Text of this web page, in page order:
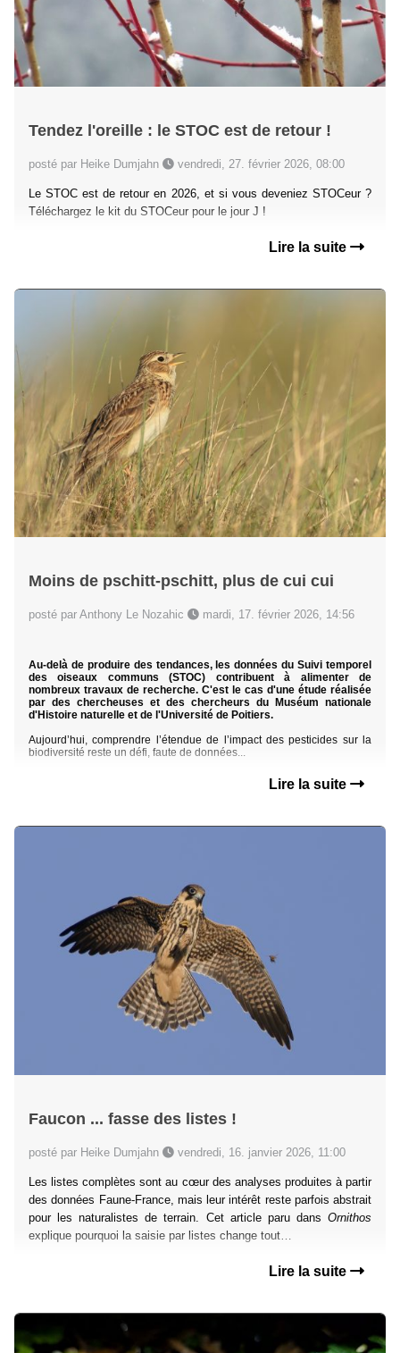
Tendez l'oreille : le STOC est de retour !
posté par Heike Dumjahn vendredi, 27. février 2026, 08:00
Le STOC est de retour en 2026, et si vous deveniez STOCeur ?
Téléchargez le kit du STOCeur pour le jour J !
Lire la suite
Moins de pschitt-pschitt, plus de cui cui
posté par Anthony Le Nozahic mardi, 17. février 2026, 14:56
Au-delà de produire des tendances, les données du Suivi temporel
des oiseaux communs (STOC) contribuent à alimenter de
nombreux travaux de recherche. C'est le cas d'une étude réalisée
par des chercheuses et des chercheurs du Muséum nationale
d'Histoire naturelle et de l'Université de Poitiers.
Aujourd’hui, comprendre l’étendue de l’impact des pesticides sur la
biodiversité reste un défi, faute de données...
Lire la suite
Faucon ... fasse des listes !
posté par Heike Dumjahn vendredi, 16. janvier 2026, 11:00
Les listes complètes sont au cœur des analyses produites à partir
des données Faune-France, mais leur intérêt reste parfois abstrait
pour les naturalistes de terrain. Cet article paru dans Ornithos
explique pourquoi la saisie par listes change tout…
Lire la suite